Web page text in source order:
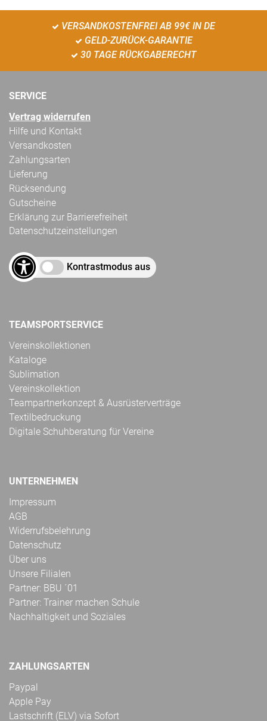
VERSANDKOSTENFREI AB 99€ IN DE
GELD-ZURÜCK-GARANTIE
30 TAGE RÜCKGABERECHT
SERVICE
Vertrag widerrufen
Hilfe und Kontakt
Versandkosten
Zahlungsarten
Lieferung
Rücksendung
Gutscheine
Erklärung zur Barrierefreiheit
Datenschutzeinstellungen
Kontrastmodus aus
TEAMSPORTSERVICE
Vereinskollektionen
Kataloge
Sublimation
Vereinskollektion
Teampartnerkonzept & Ausrüsterverträge
Textilbedruckung
Digitale Schuhberatung für Vereine
UNTERNEHMEN
Impressum
AGB
Widerrufsbelehrung
Datenschutz
Über uns
Unsere Filialen
Partner: BBU ´01
Partner: Trainer machen Schule
Nachhaltigkeit und Soziales
ZAHLUNGSARTEN
Paypal
Apple Pay
Lastschrift (ELV) via Sofort